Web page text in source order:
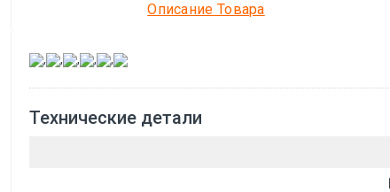
Описание Товара
, , , , ,
Технические детали